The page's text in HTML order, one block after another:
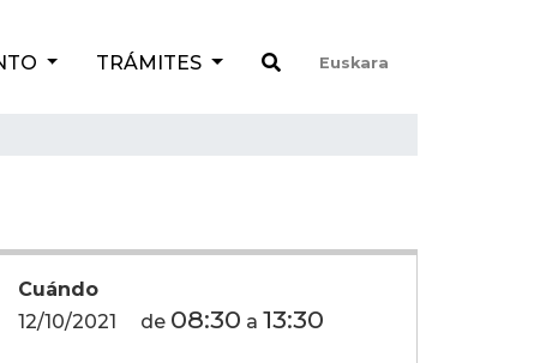
TRÁMITES Euskara
Cuándo
12/10/2021
de 08:30 a 13:30